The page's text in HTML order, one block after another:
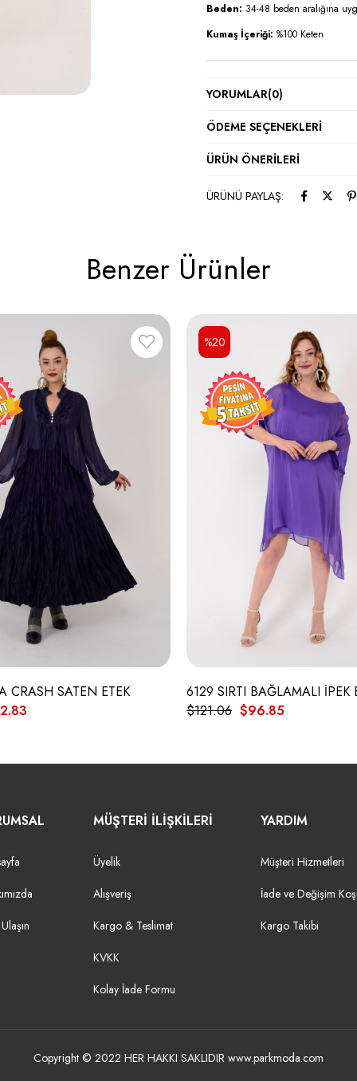
Beden: 34-48 beden aralığına
Kumaş İçeriği: %100 Keten
YORUMLAR(0)
ÖDEME SEÇENEKLERI
ÜRÜN ÖNERILERI
ÜRÜNÜ PAYLAŞ:
Benzer Ürünler
CRASH SATEN ETEK
6129 SIRTI BAĞLAMALI İPEK
$96.85
$121.06
%20
MÜŞTERİ İLİŞKİLERİ
Üyelik
Alışveriş
Kargo & Teslimat
KVKK
Kolay İade Formu
YARDIM
Müşteri Hizmetleri
İade ve Değişim
Kargo Takibi
Copyright © 2022 HER HAKKI SAKLIDIR www.parkmoda.com